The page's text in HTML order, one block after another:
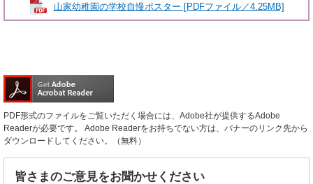
山家幼稚園の学校自慢ポスター [PDFファイル／4.25MB]
PDF形式のファイルをご覧いただく場合には、Adobe社が提供するAdobe
Readerが必要です。
Adobe Readerをお持ちでない方は、バナーのリンク先から
ダウンロードしてください。（無料）
皆さまのご意見をお聞かせください